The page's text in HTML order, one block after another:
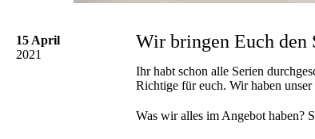
15 April
2021
Wir bringen Euch den
Ihr habt schon alle Serien
Richtige für euch. Wir haben
Was wir alles im Angebot haben?